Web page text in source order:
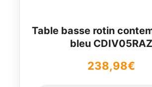
Table basse rotin
bleu CDIV05RAZ
238,98€